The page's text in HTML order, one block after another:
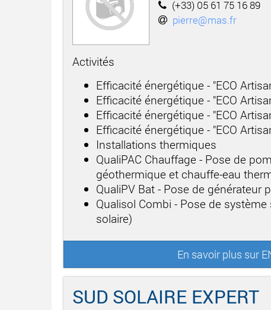
(+33) 05 61 75 16 89
pierre@mas.fr
Activités
Efficacité énergétique - "ECO
Efficacité énergétique - "ECO
Efficacité énergétique - "ECO
Efficacité énergétique - "ECO
Installations thermiques
QualiPAC Chauffage - Pose de
géothermique et chauffe-eau
QualiPV Bat - Pose de générateur
Qualisol Combi - Pose de
solaire)
En savoir plus sur
SUD SOLAIRE EXPERT